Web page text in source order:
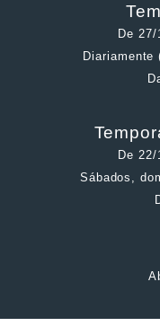
De 27/
Diariamente
De 22/
Sábados,